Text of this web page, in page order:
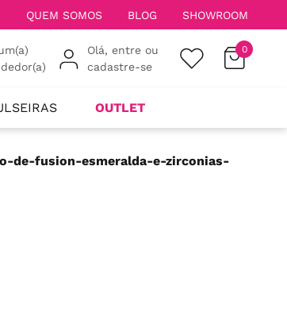
QUEM SOMOS BLOG SHOWROOM
Olá, entre ou
cadastre-se
0
OUTLET
de-fusion-esmeralda-e-zirconias-